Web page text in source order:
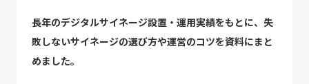
長年のデジタルサイネージ設置・運用実績をもとに、失
敗しないサイネージの選び方や運営のコツを資料にまと
めました。